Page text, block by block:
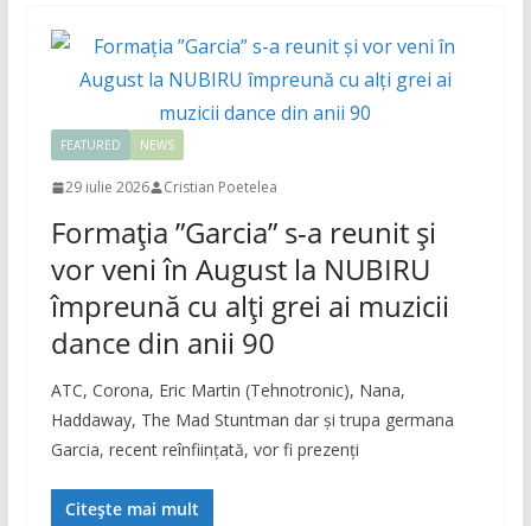
FEATURED NEWS
29 iulie 2026 Cristian Poetelea
Formația ”Garcia” s-a reunit și
vor veni în August la NUBIRU
împreună cu alți grei ai muzicii
dance din anii 90
ATC, Corona, Eric Martin (Tehnotronic), Nana,
Haddaway, The Mad Stuntman dar și trupa germana
Garcia, recent reînființată, vor fi prezenți
Citește mai mult